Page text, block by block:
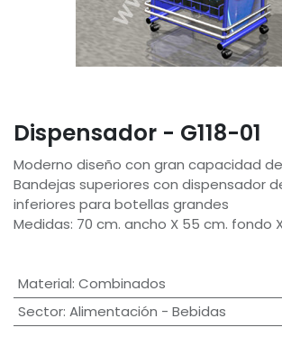
Dispensador - G118-01
Moderno diseño con gran capacidad
Bandejas superiores con dispensador
inferiores para botellas grandes
Medidas: 70 cm. ancho X 55 cm. fondo
Material: Combinados
Sector: Alimentación - Bebidas